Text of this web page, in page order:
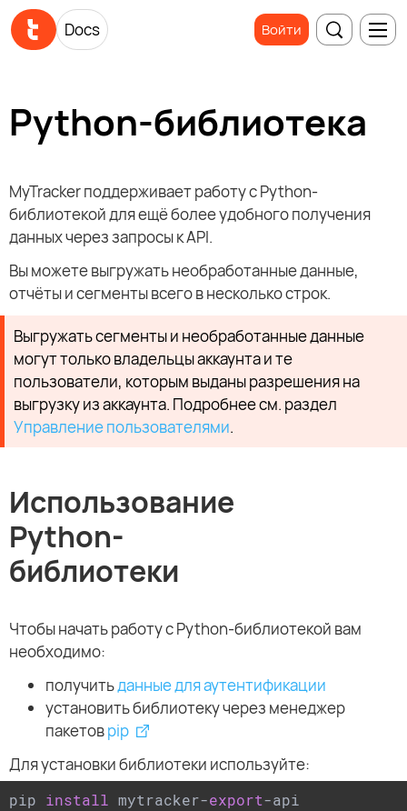
Docs Войти
Python-библиотека
MyTracker поддерживает работу с Python-
библиотекой для ещё более удобного получения
данных через запросы к API.
Вы можете выгружать необработанные данные,
отчёты и сегменты всего в несколько строк.
Выгружать сегменты и необработанные данные
могут только владельцы аккаунта и те
пользователи, которым выданы разрешения на
выгрузку из аккаунта. Подробнее см. раздел
Управление пользователями.
Использование
Python-
библиотеки
Чтобы начать работу с Python-библиотекой вам
необходимо:
получитьданные для аутентификации
установить библиотеку через менеджер
пакетовpip
Для установки библиотеки используйте:
pip install mytracker-export-api